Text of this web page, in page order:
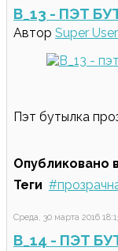
B_13 - ПЭТ
Автор Super User
Пэт бутылка
Опубликовано
Теги
Среда, 30 марта 2016
B_14 - ПЭТ